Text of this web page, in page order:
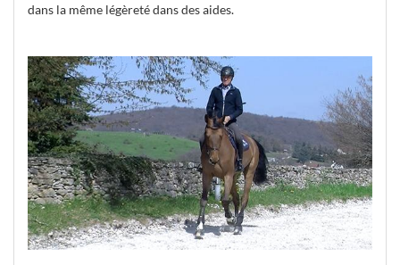
dans la même légèreté dans des aides.